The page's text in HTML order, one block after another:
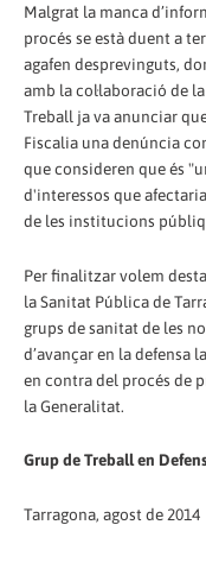
Malgrat la manca
procés se està duent a
agafen desprevinguts,
amb la col·laboració de
Treball ja va anunciar
Fiscalia una denúncia
que consideren que és
d'interessos que
de les institucions
Per finalitzar volem
la Sanitat Pública de
grups de sanitat de les
d’avançar en la defensa
en contra del procés de
la Generalitat.
Grup de Treball en
Tarragona, agost de 2014